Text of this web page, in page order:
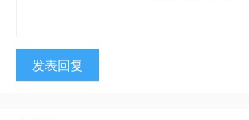
发表回复